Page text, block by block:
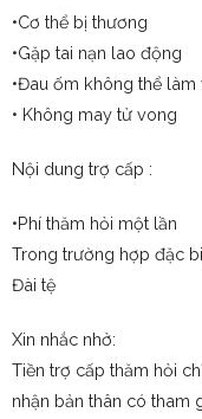
•Cơ thể bị thương
•Gặp tai nạn lao động
•Đau ốm không thể làm
• Không may tử vong
Nội dung trợ cấp :
•Phí thăm hỏi một lần
Trong trường hợp đặc
Đài tệ
Xin nhắc nhở:
Tiền trợ cấp thăm hỏi
nhận bản thân có tham